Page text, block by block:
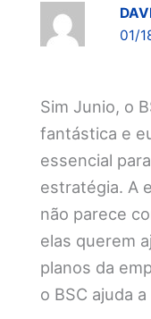
01/
Sim Junio, o
fantástica e
essencial
estratégia. A
não parece
elas querem
planos da
o BSC ajuda